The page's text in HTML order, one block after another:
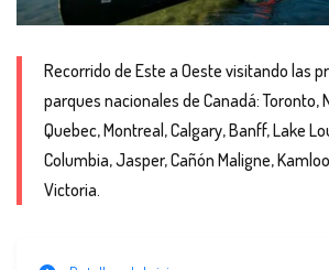
Recorrido de Este a Oeste visitando las
parques nacionales de Canadá: Toronto,
Quebec, Montreal, Calgary, Banff, Lake
Columbia, Jasper, Cañón Maligne,
Victoria.